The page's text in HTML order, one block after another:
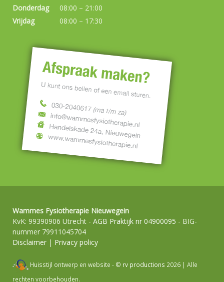
Donderdag
08:00 – 21:00
Vrijdag
08:00 – 17:30
Wammes Fysiotherapie Nieuwegein
KvK: 99390906 Utrecht - AGB Praktijk nr 04900095 - BIG-
nummer 79911045704
Disclaimer | Privacy policy
Huisstijl ontwerp en website - © rv productions 2026 | Alle
rechten voorbehouden.